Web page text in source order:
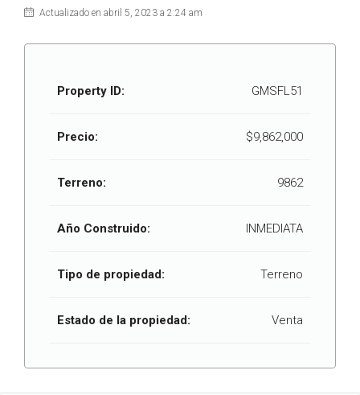
Actualizado en abril 5, 2023 a 2:24 am
Property ID: GMSFL51
Precio: $9,862,000
Terreno: 9862
Año Construido: INMEDIATA
Tipo de propiedad: Terreno
Estado de la propiedad: Venta